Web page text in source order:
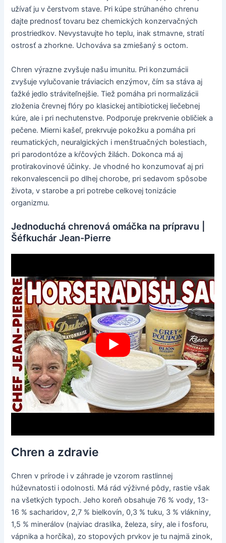
užívať ju v čerstvom stave. Pri kúpe strúhaného chrenu
dajte prednosť tovaru bez chemických konzervačných
prostriedkov. Nevystavujte ho teplu, inak stmavne, stratí
ostrosť a zhorkne. Uchováva sa zmiešaný s octom.
Chren výrazne zvyšuje našu imunitu. Pri konzumácii
zvyšuje vylučovanie tráviacich enzýmov, čím sa stáva aj
ťažké jedlo stráviteľnejšie. Tiež pomáha pri normalizácii
zloženia črevnej flóry po klasickej antibiotickej liečebnej
kúre, ale i pri nechutenstve. Podporuje prekrvenie obličiek a
pečene. Mierni kašeľ, prekrvuje pokožku a pomáha pri
reumatických, neuralgických i menštruačných bolestiach,
pri parodontóze a kŕčových žilách. Dokonca má aj
protirakovinové účinky. Je vhodné ho konzumovať aj pri
rekonvalescencii po dlhej chorobe, pri sedavom spôsobe
života, v starobe a pri potrebe celkovej tonizácie
organizmu.
Jednoduchá chrenová omáčka na prípravu |
Šéfkuchár Jean-Pierre
Chren a zdravie
Chren v prírode i v záhrade je vzorom rastlinnej
húževnatosti i odolnosti. Má rád výživné pôdy, rastie však
na všetkých typoch. Jeho koreň obsahuje 76 % vody, 13-
16 % sacharidov, 2,7 % bielkovín, 0,3 % tuku, 3 % vlákniny,
1,5 % minerálov (najviac draslíka, železa, síry, ale i fosforu,
vápnika a horčíka), zo stopových prvkov je tu najmä zinok,